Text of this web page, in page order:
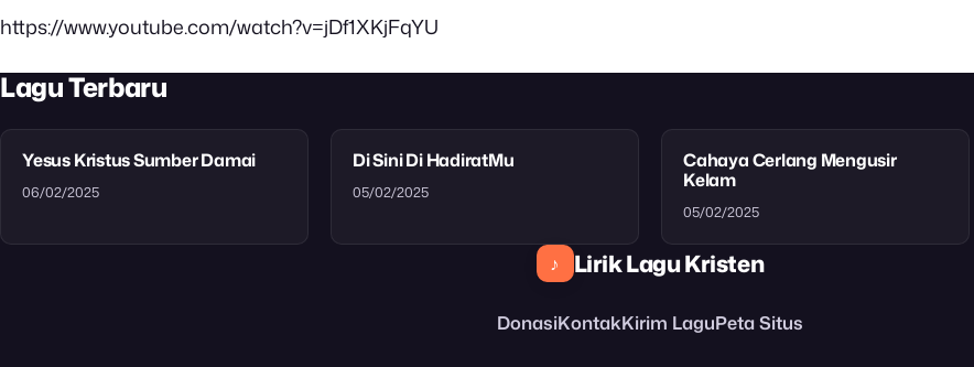
https://www.youtube.com/watch?v=jDf1XKjFqYU
Lagu Terbaru
Yesus Kristus Sumber Damai
06/02/2025
Di Sini Di HadiratMu
05/02/2025
Cahaya Cerlang Mengusir
Kelam
05/02/2025
♪ Lirik Lagu Kristen
DonasiKontakKirim LaguPeta Situs